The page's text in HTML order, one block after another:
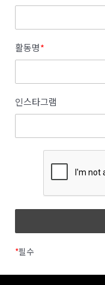
활동명*
인스타그램
*필수